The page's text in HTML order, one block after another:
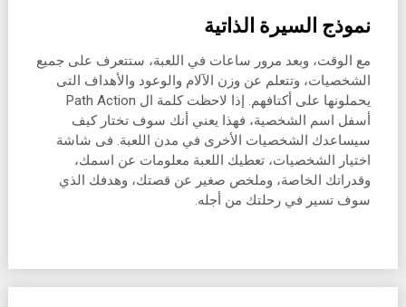
نموذج السيرة الذاتية
مع الوقت، وبعد مرور ساعات في اللعبة، ستتعرف على جميع
الشخصيات، وتتعلم عن وزن الآلام والوعود والأهداف التى
يحملونها على أكتافهم. إذا لاحظت كلمة ال Path Action
أسفل اسم الشخصية، فهذا يعني أنك سوف تختار كيف
سيساعدك الشخصيات الأخرى في مدن اللعبة. فى شاشة
اختيار الشخصيات، تعطيك اللعبة معلومات عن اسمك،
وقدراتك الخاصة، وملخص صغير عن قصتك، وهدفك الذي
سوف تسير في رحلتك من أجله.